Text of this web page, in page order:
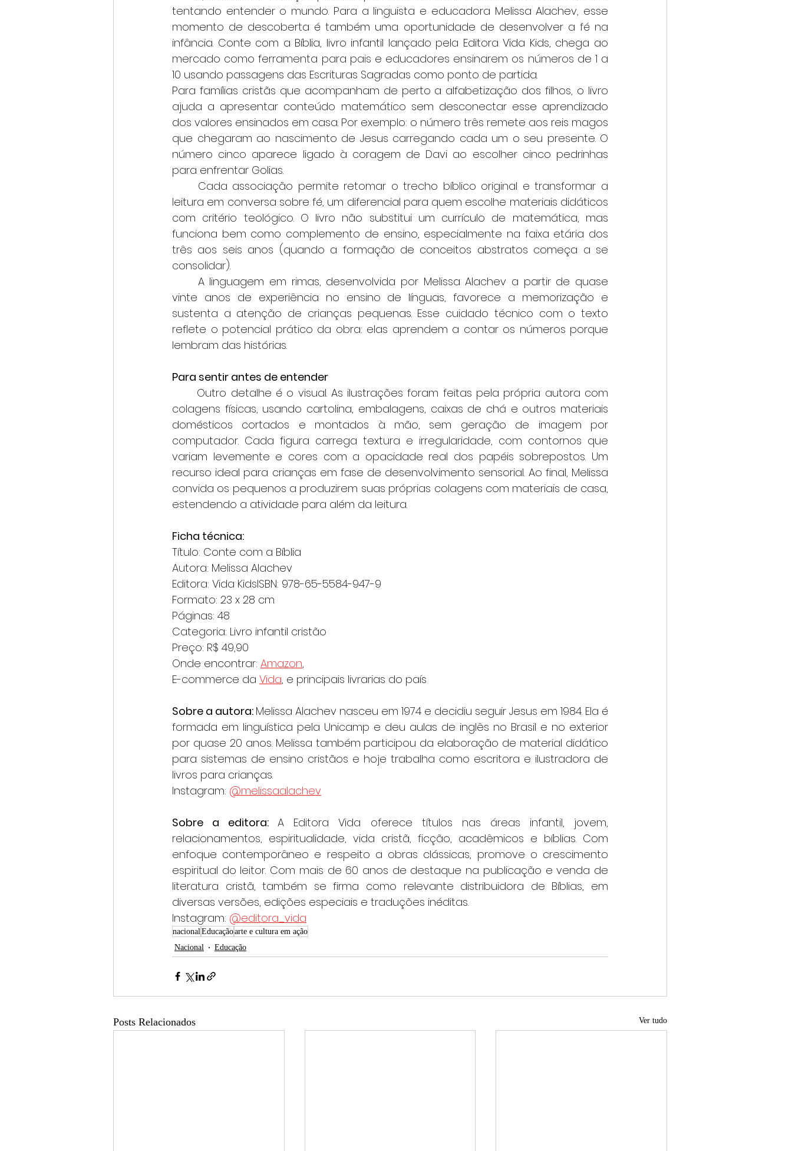
tentando entender o mundo. Para a linguista e educadora Melissa Alachev, esse
momento de descoberta é também uma oportunidade de desenvolver a fé na
infância. Conte com a Bíblia, livro infantil lançado pela Editora Vida Kids, chega ao
mercado como ferramenta para pais e educadores ensinarem os números de 1 a
10 usando passagens das Escrituras Sagradas como ponto de partida.
Para famílias cristãs que acompanham de perto a alfabetização dos filhos, o livro
ajuda a apresentar conteúdo matemático sem desconectar esse aprendizado
dos valores ensinados em casa. Por exemplo: o número três remete aos reis magos
que chegaram ao nascimento de Jesus carregando cada um o seu presente. O
número cinco aparece ligado à coragem de Davi ao escolher cinco pedrinhas
para enfrentar Golias.
leitura em conversa sobre fé, um diferencial para quem escolhe materiais didáticos
com critério teológico. O livro não substitui um currículo de matemática, mas
funciona bem como complemento de ensino, especialmente na faixa etária dos
três aos seis anos (quando a formação de conceitos abstratos começa a se
consolidar).
vinte anos de experiência no ensino de línguas, favorece a memorização e
sustenta a atenção de crianças pequenas. Esse cuidado técnico com o texto
reflete o potencial prático da obra: elas aprendem a contar os números porque
lembram das histórias.
Para sentir antes de entender
colagens físicas, usando cartolina, embalagens, caixas de chá e outros materiais
domésticos cortados e montados à mão, sem geração de imagem por
computador. Cada figura carrega textura e irregularidade, com contornos que
variam levemente e cores com a opacidade real dos papéis sobrepostos. Um
recurso ideal para crianças em fase de desenvolvimento sensorial. Ao final, Melissa
convida os pequenos a produzirem suas próprias colagens com materiais de casa,
estendendo a atividade para além da leitura.
Ficha técnica:
Título: Conte com a Bíblia
Autora: Melissa Alachev
Editora: Vida KidsISBN: 978-65-5584-947-9
Formato: 23 x 28 cm
Páginas: 48
Categoria: Livro infantil cristão
Preço: R$ 49,90
Onde encontrar: Amazon,
E-commerce da Vida, e principais livrarias do país
Sobre a autora: Melissa Alachev nasceu em 1974 e decidiu seguir Jesus em 1984. Ela é
formada em linguística pela Unicamp e deu aulas de inglês no Brasil e no exterior
por quase 20 anos. Melissa também participou da elaboração de material didático
para sistemas de ensino cristãos e hoje trabalha como escritora e ilustradora de
livros para crianças.
Instagram: @melissaalachev
Sobre a editora: A Editora Vida oferece títulos nas áreas infantil, jovem,
relacionamentos, espiritualidade, vida cristã, ficção, acadêmicos e bíblias. Com
enfoque contemporâneo e respeito a obras clássicas, promove o crescimento
espiritual do leitor. Com mais de 60 anos de destaque na publicação e venda de
literatura cristã, também se firma como relevante distribuidora de Bíblias, em
diversas versões, edições especiais e traduções inéditas.
Instagram: @editora_vida
nacional Educaçãoarte e cultura em ação
Nacional
Educação
Posts Relacionados Ver tudo